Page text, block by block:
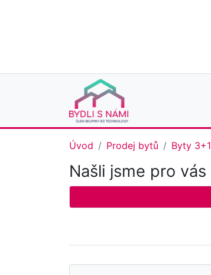
Úvod Prodej bytů Byty 3+1
Našli jsme pro vás